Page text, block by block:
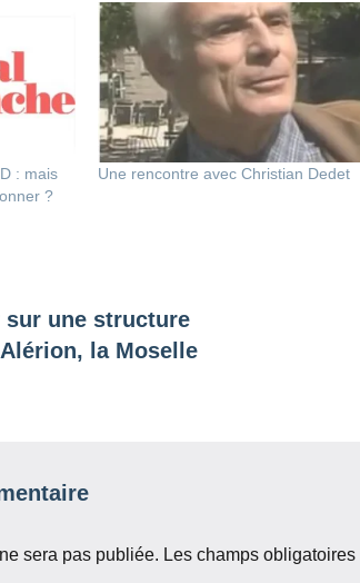
: mais
?
Une rencontre avec Christian Dedet
sur une structure
la Moselle
sera pas publiée. Les champs